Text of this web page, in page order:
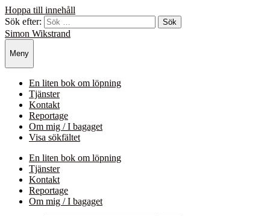
Hoppa till innehåll
Sök efter:
Simon Wikstrand
Meny
En liten bok om löpning
Tjänster
Kontakt
Reportage
Om mig / I bagaget
Visa sökfältet
En liten bok om löpning
Tjänster
Kontakt
Reportage
Om mig / I bagaget